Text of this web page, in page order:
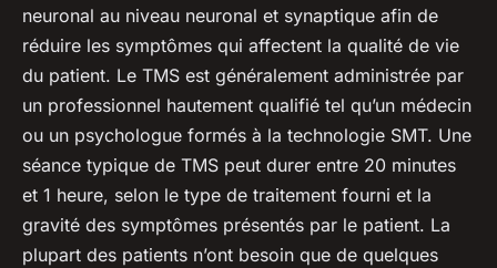
neuronal au niveau neuronal et synaptique afin de
réduire les symptômes qui affectent la qualité de vie
du patient. Le TMS est généralement administrée par
un professionnel hautement qualifié tel qu’un médecin
ou un psychologue formés à la technologie SMT. Une
séance typique de TMS peut durer entre 20 minutes
et 1 heure, selon le type de traitement fourni et la
gravité des symptômes présentés par le patient. La
plupart des patients n’ont besoin que de quelques